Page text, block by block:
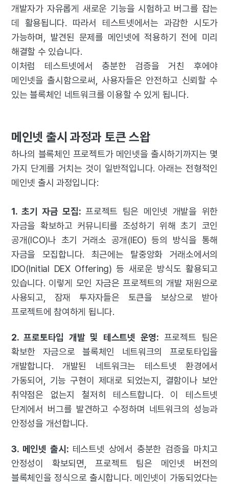
개발자가 자유롭게 새로운 기능을 시험하고 버그를 잡는
데 활용됩니다. 따라서 테스트넷에서는 과감한 시도가
가능하며, 발견된 문제를 메인넷에 적용하기 전에 미리
해결할 수 있습니다.
이처럼 테스트넷에서 충분한 검증을 거친 후에야
메인넷을 출시함으로써, 사용자들은 안전하고 신뢰할 수
있는 블록체인 네트워크를 이용할 수 있게 됩니다.
메인넷 출시 과정과 토큰 스왑
하나의 블록체인 프로젝트가 메인넷을 출시하기까지는 몇
가지 단계를 거치는 것이 일반적입니다. 아래는 전형적인
메인넷 출시 과정입니다:
1. 초기 자금 모집:프로젝트 팀은 메인넷 개발을 위한
자금을 확보하고 커뮤니티를 조성하기 위해 초기 코인
공개(ICO)나 초기 거래소 공개(IEO) 등의 방식을 통해
자금을 모집합니다. 최근에는 탈중앙화 거래소에서의
IDO(Initial DEX Offering) 등 새로운 방식도 활용되고
있습니다. 이렇게 모인 자금은 프로젝트의 개발 재원으로
사용되고, 잠재 투자자들은 토큰을 보상으로 받아
프로젝트에 참여하게 됩니다.
2. 프로토타입 개발 및 테스트넷 운영: 프로젝트 팀은
확보한 자금으로 블록체인 네트워크의 프로토타입을
개발합니다. 개발된 네트워크는 테스트넷 환경에서
가동되어, 기능 구현이 제대로 되었는지, 결함이나 보안
취약점은 없는지 철저히 테스트합니다. 이 테스트넷
단계에서 버그를 발견하고 수정하며 네트워크의 성능과
안정성을 개선합니다.
3. 메인넷 출시: 테스트넷 상에서 충분한 검증을 마치고
안정성이 확보되면, 프로젝트 팀은 메인넷 버전의
블록체인을 정식으로 출시합니다. 메인넷이 가동되었다는